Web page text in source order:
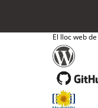
El lloc web